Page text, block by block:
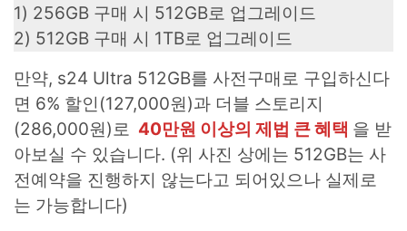
1) 256GB 구매 시 512GB로 업그레이드
2) 512GB 구매 시 1TB로 업그레이드
만약, s24 Ultra 512GB를 사전구매로 구입하신다
면 6% 할인(127,000원)과 더블 스토리지
(286,000원)로 40만원 이상의 제법 큰 혜택 을 받
아보실 수 있습니다. (위 사진 상에는 512GB는 사
전예약을 진행하지 않는다고 되어있으나 실제로
는 가능합니다)